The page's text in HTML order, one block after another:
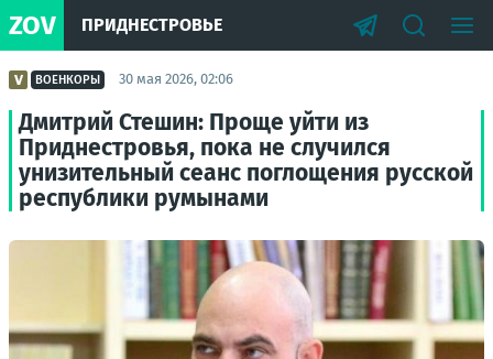
ZOV ПРИДНЕСТРОВЬЕ
ВОЕНКОРЫ 30 мая 2026, 02:06
Дмитрий Стешин: Проще уйти из
Приднестровья, пока не случился
унизительный сеанс поглощения русской
республики румынами